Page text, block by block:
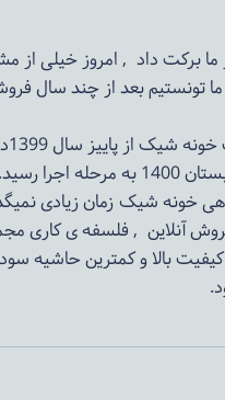
برکت داد , امروز خیلی از
تونستیم بعد از چند سال
سال 1399در دستور کار مجموعه
رسید.
خونه شیکزمان زیادی
آنلاین , فلسفه ی کاری
بالا و کمترین حاشیه